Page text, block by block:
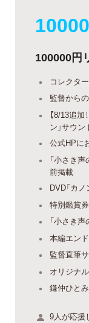
100000円
コレクタ
監督から
【8/13追加
ン」サウン
公式HPに
「小さき
前掲載
DVD「カ
特別鑑賞
「小さき
本編エン
監督直筆
オリジナ
鎌仲ひと
9人が応援